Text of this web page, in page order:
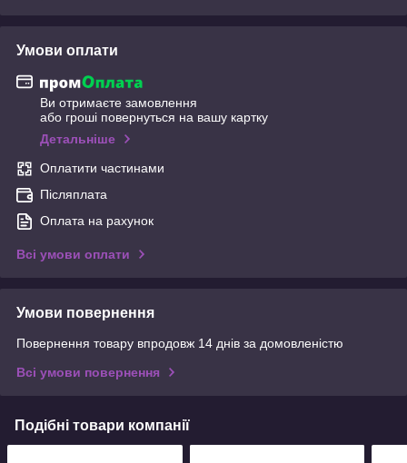
Умови оплати
Ви отримаєте замовлення
або гроші повернуться на вашу картку
Детальніше
Оплатити частинами
Післяплата
Оплата на рахунок
Всі умови оплати
Умови повернення
Повернення товару впродовж 14 днів за домовленістю
Всі умови повернення
Подібні товари компанії